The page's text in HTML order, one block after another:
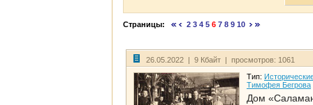
Страницы: 2 3 4 5 6 7 8 9 10
26.05.2022 | 9 Кбайт | просмотров: 1061
Тип:
Тимофея Бегрова
Дом